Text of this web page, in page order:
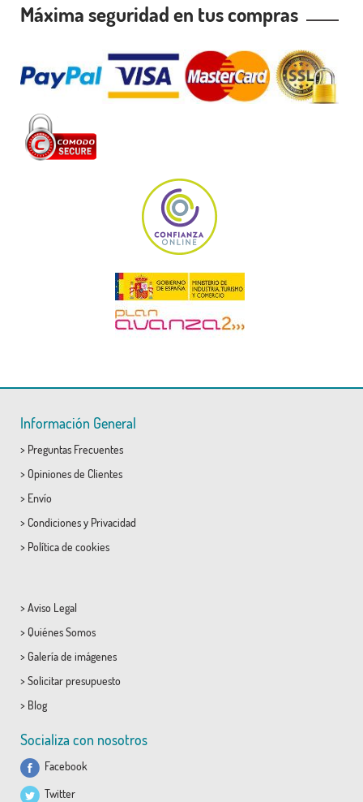
Máxima seguridad en tus compras
Información General
> Preguntas Frecuentes
> Opiniones de Clientes
> Envío
> Condicionesy Privacidad
> Política de cookies
> Aviso Legal
> Quiénes Somos
> Galería de imágenes
> Solicitar presupuesto
> Blog
Socializa con nosotros
Facebook
Twitter